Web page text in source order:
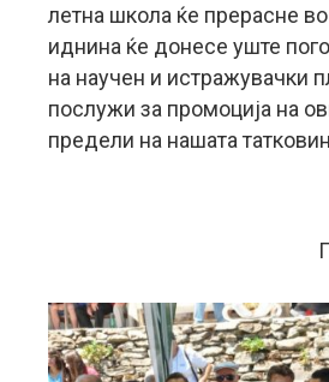
летна школа ќе прерасне
иднина ќе донесе уште
на научен и истражувачки
послужи за промоција на
предели на нашата